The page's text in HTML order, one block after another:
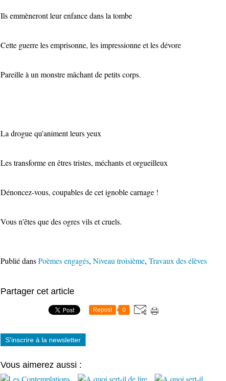
Ils emmèneront leur enfance dans la tombe
Cette guerre les emprisonne, les impressionne et les dévore
Pareille à un monstre mâchant de petits corps.
La drogue qu'animent leurs yeux
Les transforme en êtres tristes, méchants et orgueilleux
Dénoncez-vous, coupables de cet ignoble carnage !
Vous n'êtes que des ogres vils et cruels.
Publié dansPoèmes engagés, Niveau troisième, Travaux des élèves
Partager cet article
Repost 0
S'inscrire à la newsletter
Vous aimerez aussi :